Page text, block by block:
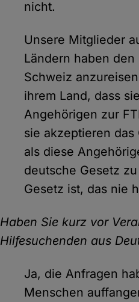
nicht.
Unsere Mitglieder
Ländern haben
Schweiz
ihrem Land, dass
Angehörigen zur
sie akzeptieren
als diese
deutsche Gesetz
Gesetz ist, das nie
Haben Sie kurz vor
Hilfesuchenden aus
Ja, die Anfragen
Menschen